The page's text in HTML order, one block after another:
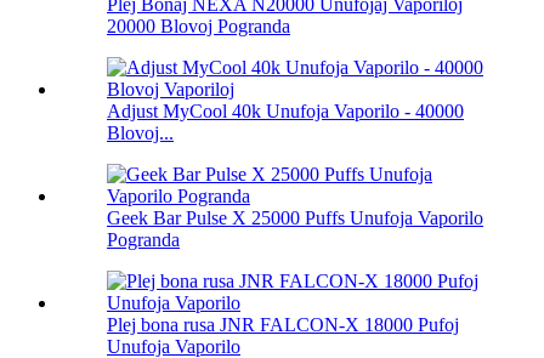
Plej Bonaj NEXA N20000 Unufojaj Vaporiloj
20000 Blovoj Pogranda
Adjust MyCool 40k Unufoja Vaporilo - 40000
Blovoj...
Geek Bar Pulse X 25000 Puffs Unufoja Vaporilo
Pogranda
Plej bona rusa JNR FALCON-X 18000 Pufoj
Unufoja Vaporilo